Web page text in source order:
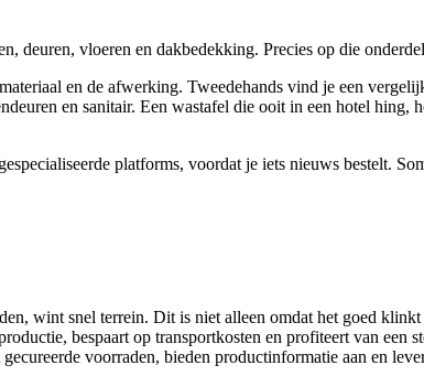
deuren, vloeren en dakbedekking. Precies op die
en de afwerking. Tweedehands vind je een
en sanitair. Een wastafel die ooit in een hotel hing,
platforms, voordat je iets nieuws bestelt.
wint snel terrein. Dit is niet alleen omdat het goed
bespaart op transportkosten en profiteert van een
voorraden, bieden productinformatie aan en